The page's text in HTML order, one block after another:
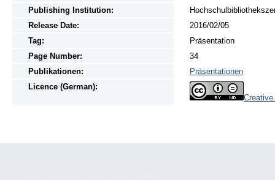
Publishing Institution:
Release Date:
2016/02/05
Tag:
Präsentation
Page Number:
34
Publikationen:
Präsentationen
Licence (German):